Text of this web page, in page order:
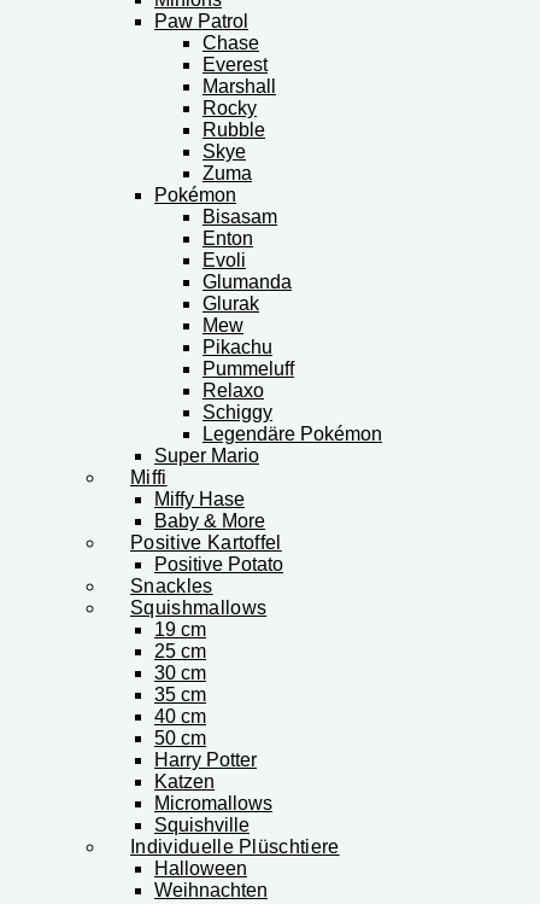
Paw Patrol
Chase
Everest
Marshall
Rocky
Rubble
Skye
Zuma
Pokémon
Bisasam
Enton
Evoli
Glumanda
Glurak
Mew
Pikachu
Pummeluff
Relaxo
Schiggy
Legendäre Pokémon
Super Mario
Miffi
Miffy Hase
Baby & More
Positive Kartoffel
Positive Potato
Snackles
Squishmallows
19 cm
25 cm
30 cm
35 cm
40 cm
50 cm
Harry Potter
Katzen
Micromallows
Squishville
Individuelle Plüschtiere
Halloween
Weihnachten